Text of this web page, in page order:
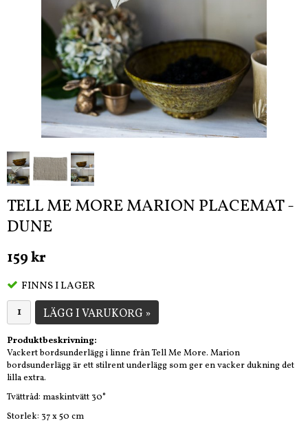
TELL ME MORE MARION PLACEMAT -
DUNE
159 kr
FINNS I LAGER
LÄGG I VARUKORG »
Produktbeskrivning:
Vackert bordsunderlägg i linne från Tell Me More. Marion
bordsunderlägg är ett stilrent underlägg som ger en vacker dukning det
lilla extra.
Tvättråd: maskintvätt 30°
Storlek: 37 x 50 cm